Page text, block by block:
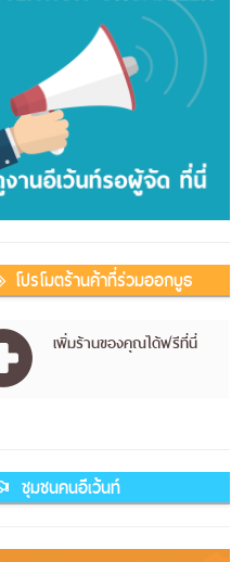
โปรโมตร้านค้าที่ร่วมออกบูธ
เพิ่มร้านของคุณได้ฟรีที่นี่
ชุมชนคนอีเว้นท์